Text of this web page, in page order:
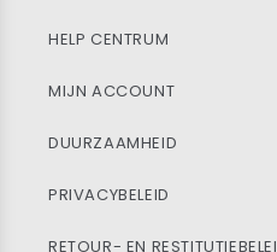
HELP CENTRUM
MIJN ACCOUNT
DUURZAAMHEID
PRIVACYBELEID
RETOUR- EN